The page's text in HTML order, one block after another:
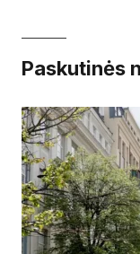
Paskutinės